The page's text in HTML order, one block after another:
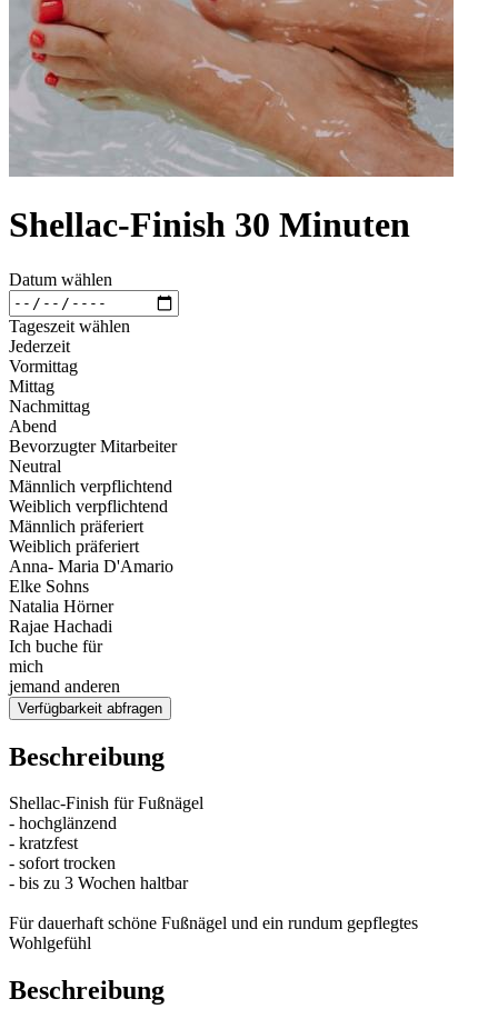
Shellac-Finish 30 Minuten
Datum wählen
Tageszeit wählen
Jederzeit
Vormittag
Mittag
Nachmittag
Abend
Bevorzugter Mitarbeiter
Neutral
Männlich verpflichtend
Weiblich verpflichtend
Männlich präferiert
Weiblich präferiert
Anna- Maria D'Amario
Elke Sohns
Natalia Hörner
Rajae Hachadi
Ich buche für
mich
jemand anderen
Verfügbarkeit abfragen
Beschreibung
Shellac-Finish für Fußnägel
- hochglänzend
- kratzfest
- sofort trocken
- bis zu 3 Wochen haltbar
Für dauerhaft schöne Fußnägel und ein rundum gepflegtes
Wohlgefühl
Beschreibung